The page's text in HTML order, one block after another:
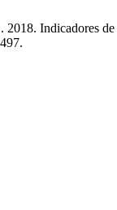
Indicadores